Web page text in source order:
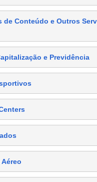
de Conteúdo e Outros
e Previdência